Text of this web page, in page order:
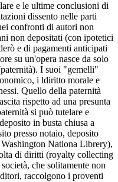
e le ultime conclusioni di
dissento nelle parti
confronti di autori non
non depositati (con ipotetici
e di pagamenti anticipati
su un'opera nasce da solo
I suoi "gemelli"
i ldiritto morale e
Quello della paternità
rispetto ad una presunta
si può tutelare e
in busta chiusa a
presso notaio, deposito
Nationa Librery),
di diritti (royalty collecting
che solitamente non
raccolgono i proventi